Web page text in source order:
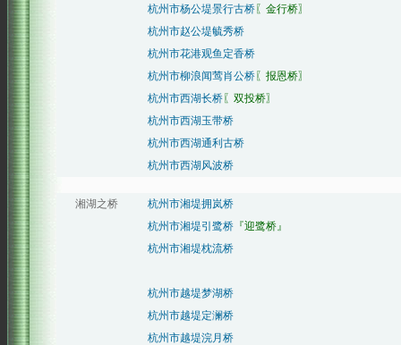
杭州市杨公堤景行古桥 〖金行桥〗
杭州市赵公堤毓秀桥
杭州市花港观鱼定香桥
杭州市柳浪闻莺肖公桥 〖报恩桥〗
杭州市西湖长桥 〖双投桥〗
杭州市西湖玉带桥
杭州市西湖通利古桥
杭州市西湖风波桥
湘湖之桥
杭州市湘堤拥岚桥
杭州市湘堤引鹭桥 『迎鹭桥』
杭州市湘堤枕流桥
杭州市越堤梦湖桥
杭州市越堤定澜桥
杭州市越堤浣月桥